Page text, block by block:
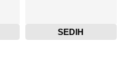
SEDIH